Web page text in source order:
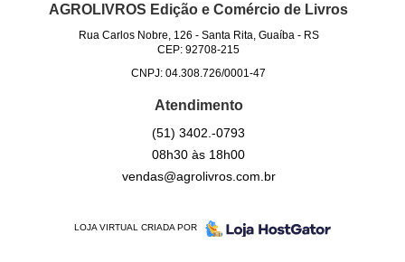
AGROLIVROS Edição e Comércio de Livros
Rua Carlos Nobre, 126 - Santa Rita, Guaíba - RS
CEP: 92708-215
CNPJ: 04.308.726/0001-47
Atendimento
(51) 3402.-0793
08h30 às 18h00
vendas@agrolivros.com.br
LOJA VIRTUAL CRIADA POR